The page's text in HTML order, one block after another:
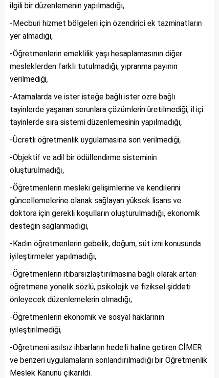
ilgili bir düzenlemenin yapılmadığı,
-Mecburi hizmet bölgeleri için özendirici ek tazminatların
yer almadığı,
-Öğretmenlerin emeklilik yaşı hesaplamasının diğer
mesleklerden farklı tutulmadığı, yıpranma payının
verilmediği,
-Atamalarda ve ister isteğe bağlı ister özre bağlı
tayinlerde yaşanan sorunlara çözümlerin üretilmediği, il içi
tayinlerde sıra sistemi düzenlemesinin yapılmadığı,
-Ücretli öğretmenlik uygulamasına son verilmediği,
-Objektif ve adil bir ödüllendirme sisteminin
oluşturulmadığı,
-Öğretmenlerin mesleki gelişimlerine ve kendilerini
güncellemelerine olanak sağlayan yüksek lisans ve
doktora için gerekli koşulların oluşturulmadığı, ekonomik
desteğin sağlanmadığı,
-Kadın öğretmenlerin gebelik, doğum, süt izni konusunda
iyileştirmeler yapılmadığı,
-Öğretmenlerin itibarsızlaştırılmasına bağlı olarak artan
öğretmene yönelik sözlü, psikolojik ve fiziksel şiddeti
önleyecek düzenlemelerin olmadığı,
-Öğretmenlerin ekonomik ve sosyal haklarının
iyileştirilmediği,
-Öğretmeni asılsız ihbarların hedefi haline getiren CİMER
ve benzeri uygulamaların sonlandırılmadığı bir Öğretmenlik
Meslek Kanunu çıkarıldı.